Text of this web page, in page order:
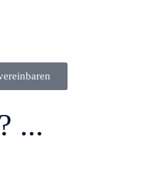
...